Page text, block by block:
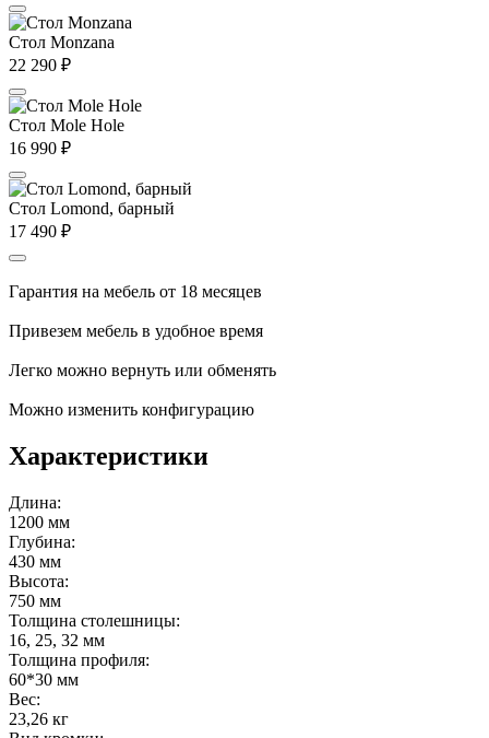
Стол Monzana
22 290 ₽
Стол Mole Hole
16 990 ₽
Стол Lomond, барный
17 490 ₽
Гарантия на мебель от 18 месяцев
Привезем мебель в удобное время
Легко можно вернуть или обменять
Можно изменить конфигурацию
Характеристики
Длина:
1200 мм
Глубина:
430 мм
Высота:
750 мм
Толщина столешницы:
16, 25, 32 мм
Толщина профиля:
60*30 мм
Вес:
23,26 кг